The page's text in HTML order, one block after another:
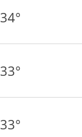
34°
33°
33°